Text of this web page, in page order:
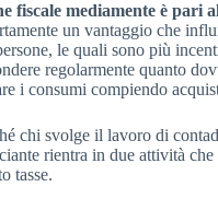
fiscale mediamente è pari
un vantaggio che
le quali sono più
regolarmente quanto
i consumi compiendo
chi svolge il lavoro di
rientra in due attività che
tasse.